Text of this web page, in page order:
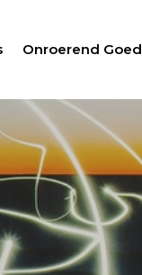
Onroerend Goed